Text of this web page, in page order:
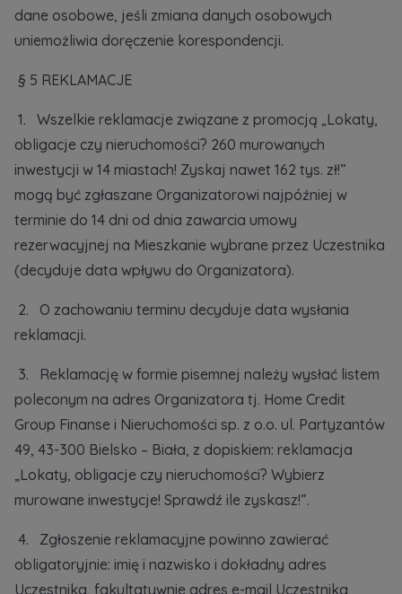
dane osobowe, jeśli zmiana danych osobowych
uniemożliwia doręczenie korespondencji.
§ 5 REKLAMACJE
1. Wszelkie reklamacje związane z promocją „Lokaty,
obligacje czy nieruchomości? 260 murowanych
inwestycji w 14 miastach! Zyskaj nawet 162 tys. zł!”
mogą być zgłaszane Organizatorowi najpóźniej w
terminie do 14 dni od dnia zawarcia umowy
rezerwacyjnej na Mieszkanie wybrane przez Uczestnika
(decyduje data wpływu do Organizatora).
2. O zachowaniu terminu decyduje data wysłania
reklamacji.
3. Reklamację w formie pisemnej należy wysłać listem
poleconym na adres Organizatora tj. Home Credit
Group Finanse i Nieruchomości sp. z o.o. ul. Partyzantów
49, 43-300 Bielsko – Biała, z dopiskiem: reklamacja
„Lokaty, obligacje czy nieruchomości? Wybierz
murowane inwestycje! Sprawdź ile zyskasz!”.
4. Zgłoszenie reklamacyjne powinno zawierać
obligatoryjnie: imię i nazwisko i dokładny adres
Uczestnika, fakultatywnie adres e-mail Uczestnika,